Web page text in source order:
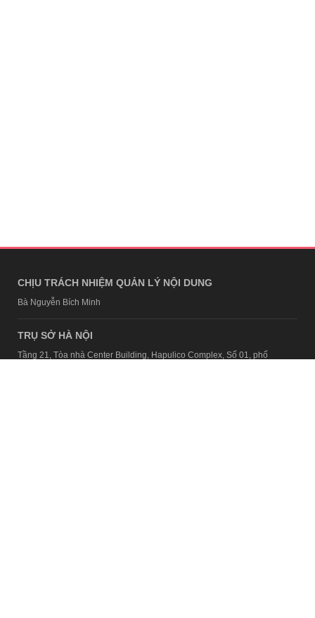
CHỊU TRÁCH NHIỆM QUẢN LÝ NỘI DUNG
Bà Nguyễn Bích Minh
TRỤ SỞ HÀ NỘI
Tầng 21, Tòa nhà Center Building, Hapulico Complex, Số 01, phố